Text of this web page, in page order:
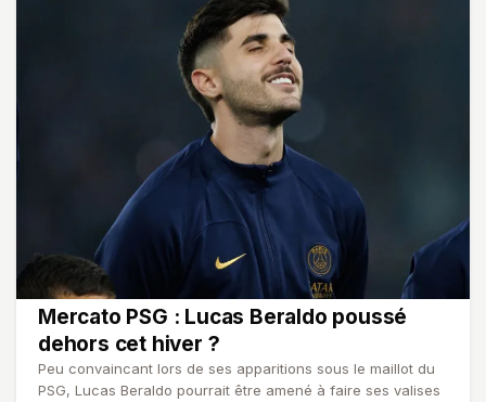
Mercato PSG : Lucas Beraldo poussé
dehors cet hiver ?
Peu convaincant lors de ses apparitions sous le maillot du
PSG, Lucas Beraldo pourrait être amené à faire ses valises